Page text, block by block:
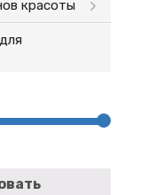
красоты